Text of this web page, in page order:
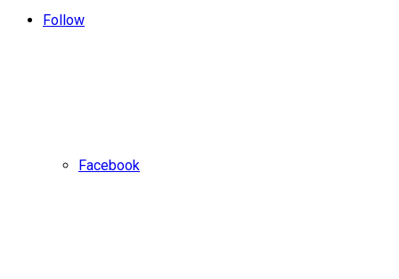
Follow
Facebook